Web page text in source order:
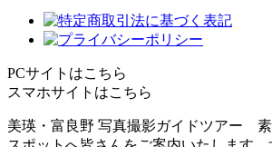
PCサイトはこちら
スマホサイトはこちら
美瑛・富良野 写真撮影ガイドツアー